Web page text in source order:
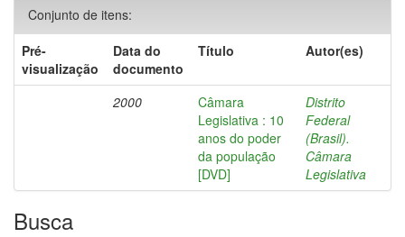
Conjunto de itens:
Pré-
visualização
Data do
documento
Título Autor(es)
2000
Câmara
Legislativa : 10
anos do poder
da população
[DVD]
Distrito
Federal
(Brasil).
Câmara
Legislativa
Busca